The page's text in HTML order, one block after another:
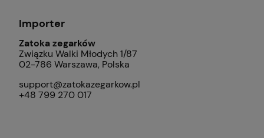
Importer
Zatoka zegarków
Związku Walki Młodych 1/87
02-786 Warszawa, Polska
support@zatokazegarkow.pl
+48 799 270 017